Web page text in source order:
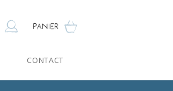
Panier
CONTACT